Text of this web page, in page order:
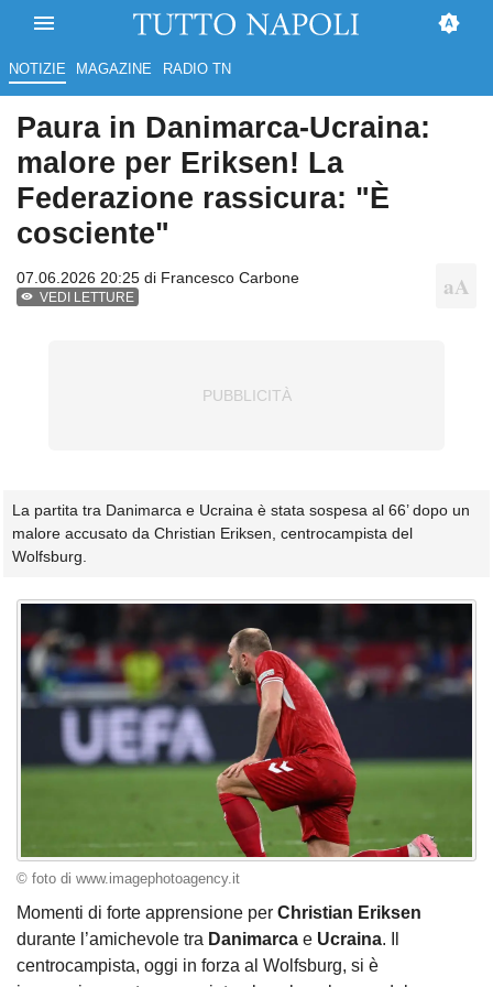
NOTIZIE MAGAZINE RADIO TN
Paura in Danimarca-Ucraina:
malore per Eriksen! La
Federazione rassicura: "È
cosciente"
07.06.2026 20:25 di Francesco Carbone
VEDI LETTURE
La partita tra Danimarca e Ucraina è stata sospesa al 66’ dopo un
malore accusato da Christian Eriksen, centrocampista del
Wolfsburg.
© foto di www.imagephotoagency.it
Momenti di forte apprensione per Christian Eriksen
durante l’amichevole tra Danimarca e Ucraina. Il
centrocampista, oggi in forza al Wolfsburg, si è